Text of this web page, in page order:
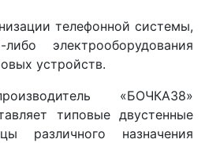
телефонной системы,
электрооборудования
устройств.
«БОЧКА38»
типовые двустенные
различного назначения